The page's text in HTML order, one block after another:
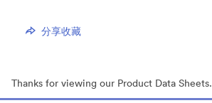
分享收藏
Thanks for viewing our Product Data Sheets.